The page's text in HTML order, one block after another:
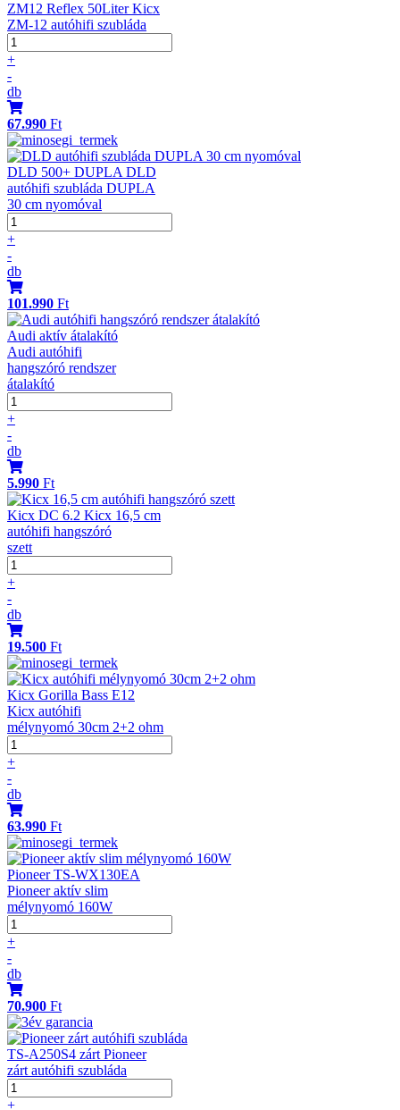
ZM12 Reflex 50Liter Kicx
ZM-12 autóhifi szubláda
+
-
db
67.990 Ft
DLD 500+ DUPLA DLD
autóhifi szubláda DUPLA
30 cm nyomóval
+
-
db
101.990 Ft
Audi aktív átalakító
Audi autóhifi
hangszóró rendszer
átalakító
+
-
db
5.990 Ft
Kicx DC 6.2 Kicx 16,5 cm
autóhifi hangszóró
szett
+
-
db
19.500 Ft
Kicx Gorilla Bass E12
Kicx autóhifi
mélynyomó 30cm 2+2 ohm
+
-
db
63.990 Ft
Pioneer TS-WX130EA
Pioneer aktív slim
mélynyomó 160W
+
-
db
70.900 Ft
TS-A250S4 zárt Pioneer
zárt autóhifi szubláda
+